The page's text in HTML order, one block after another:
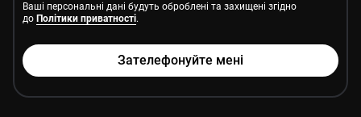
Ваші персональні дані будуть оброблені та захищені згідно
до Політики приватності.
Зателефонуйте мені